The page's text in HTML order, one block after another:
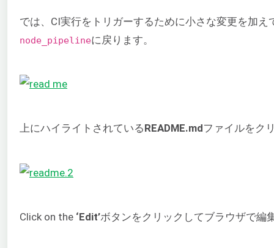
では、CI実行をトリガーするために小さな変更を加
node_pipelineに戻ります。
上にハイライトされているREADME.mdファイルをク
Click on the ‘Edit’ボタンをクリックしてブラウザで編